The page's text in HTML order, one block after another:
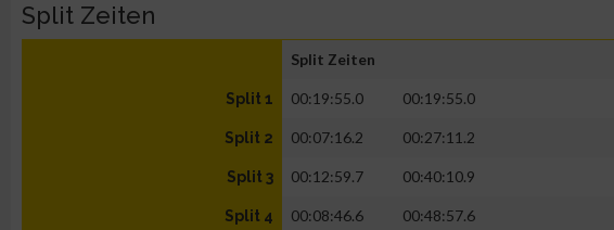
Split Zeiten
Split Zeiten
Split 1 00:19:55.0 00:19:55.0
Split 2 00:07:16.2 00:27:11.2
Split 3 00:12:59.7 00:40:10.9
Split 4 00:08:46.6 00:48:57.6